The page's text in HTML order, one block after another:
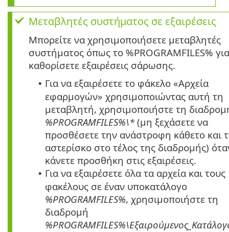
Μεταβλητές συστήματος σε εξαιρέσεις
Μπορείτε να χρησιμοποιήσετε μεταβλητές
συστήματος όπως το %PROGRAMFILES%
καθορίσετε εξαιρέσεις σάρωσης.
• Για να εξαιρέσετε το φάκελο «Αρχεία
εφαρμογών» χρησιμοποιώντας αυτή τη
μεταβλητή, χρησιμοποιήστε τη
%PROGRAMFILES%\*(μη ξεχάσετε να
προσθέσετε την ανάστροφη κάθετο και
αστερίσκο στο τέλος της διαδρομής)
κάνετε προσθήκη στις εξαιρέσεις.
• Για να εξαιρέσετε όλα τα αρχεία και τους
φακέλους σε έναν υποκατάλογο
%PROGRAMFILES%, χρησιμοποιήστε τη
διαδρομή